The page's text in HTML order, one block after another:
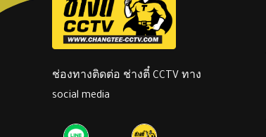
ช่องทางติดต่อ ช่างตี๋ CCTV ทาง
social media